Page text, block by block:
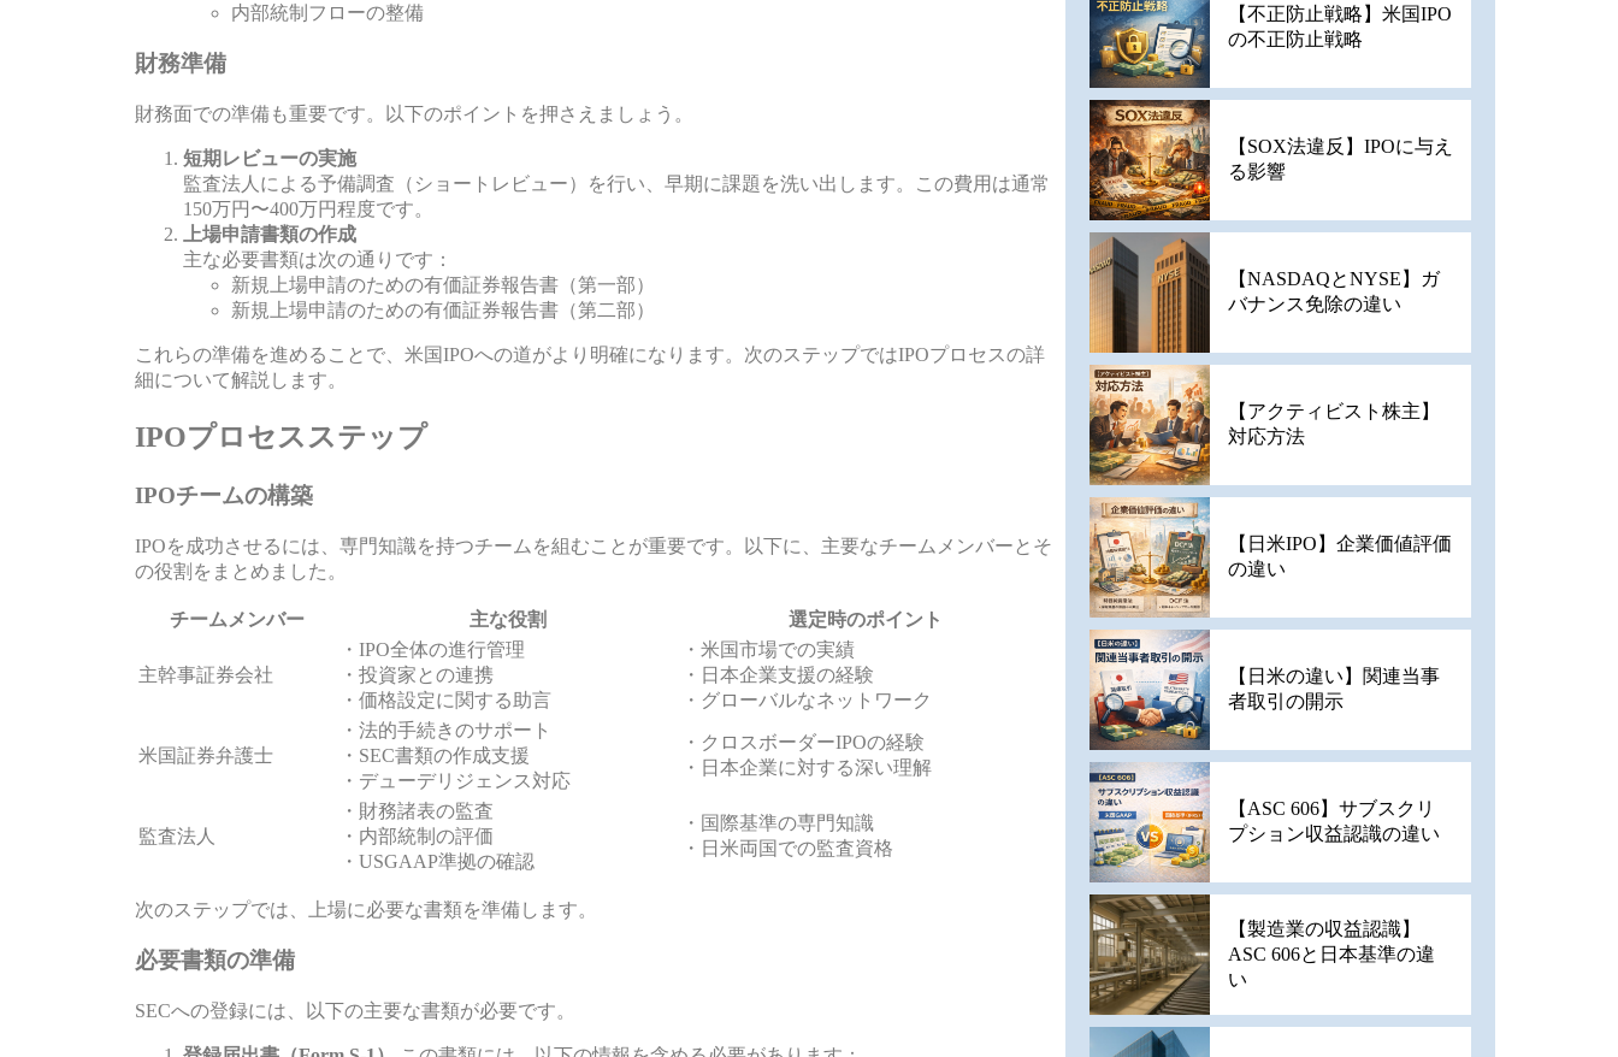
内部統制フローの整備
財務準備
財務面での準備も重要です。以下のポイントを押さえましょう。
短期レビューの実施
監査法人による予備調査（ショートレビュー）を行い、早期に課題を洗い出します。この費用は通常
150万円〜400万円程度です。
上場申請書類の作成
主な必要書類は次の通りです：
新規上場申請のための有価証券報告書（第一部）
新規上場申請のための有価証券報告書（第二部）
これらの準備を進めることで、米国IPOへの道がより明確になります。次のステップではIPOプロセスの詳
細について解説します。
IPOプロセスステップ
IPOチームの構築
IPOを成功させるには、専門知識を持つチームを組むことが重要です。以下に、主要なチームメンバーとそ
の役割をまとめました。
チームメンバー 主な役割 選定時のポイント
主幹事証券会社
・IPO全体の進行管理
・投資家との連携
・価格設定に関する助言
・米国市場での実績
・日本企業支援の経験
・グローバルなネットワーク
米国証券弁護士
・法的手続きのサポート
・SEC書類の作成支援
・デューデリジェンス対応
・クロスボーダーIPOの経験
・日本企業に対する深い理解
監査法人
・財務諸表の監査
・内部統制の評価
・USGAAP準拠の確認
・国際基準の専門知識
・日米両国での監査資格
次のステップでは、上場に必要な書類を準備します。
必要書類の準備
SECへの登録には、以下の主要な書類が必要です。
【不正防止戦略】米国IPO
の不正防止戦略
【SOX法違反】IPOに与え
る影響
【NASDAQとNYSE】ガ
バナンス免除の違い
【アクティビスト株主】
対応方法
【日米IPO】企業価値評価
の違い
【日米の違い】関連当事
者取引の開示
【ASC 606】サブスクリ
プション収益認識の違い
【製造業の収益認識】
ASC 606と日本基準の違
い